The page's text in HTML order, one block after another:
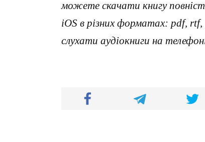
можете скачати книгу
iOS в різних форматах: pdf,
слухати аудіокниги на